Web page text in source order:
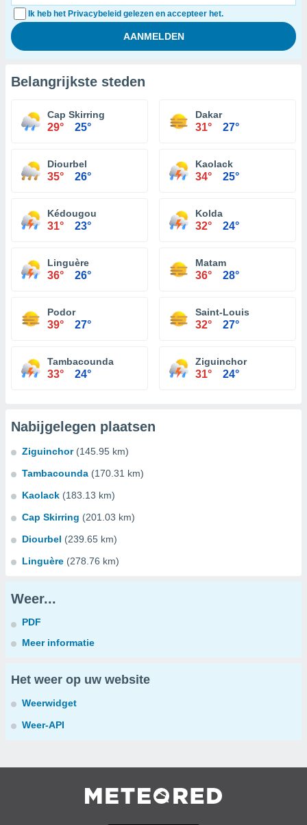
Ik heb het Privacybeleid gelezen en accepteer het.
Belangrijkste steden
Cap Skirring
29° 25°
Dakar
31° 27°
Diourbel
35° 26°
Kaolack
34° 25°
Kédougou
31° 23°
Kolda
32° 24°
Linguère
36° 26°
Matam
36° 28°
Podor
39° 27°
Saint-Louis
32° 27°
Tambacounda
33° 24°
Ziguinchor
31° 24°
Nabijgelegen plaatsen
Ziguinchor (145.95 km)
Tambacounda (170.31 km)
Kaolack (183.13 km)
Cap Skirring (201.03 km)
Diourbel (239.65 km)
Linguère (278.76 km)
Weer...
PDF
Meer informatie
Het weer op uw website
Weerwidget
Weer-API